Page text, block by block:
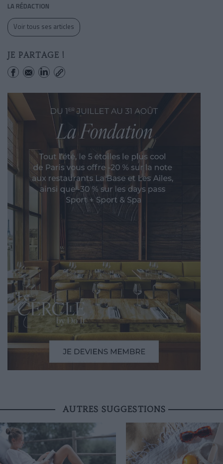
LA RÉDACTION
Voir tous ses articles
JE PARTAGE !
AUTRES SUGGESTIONS